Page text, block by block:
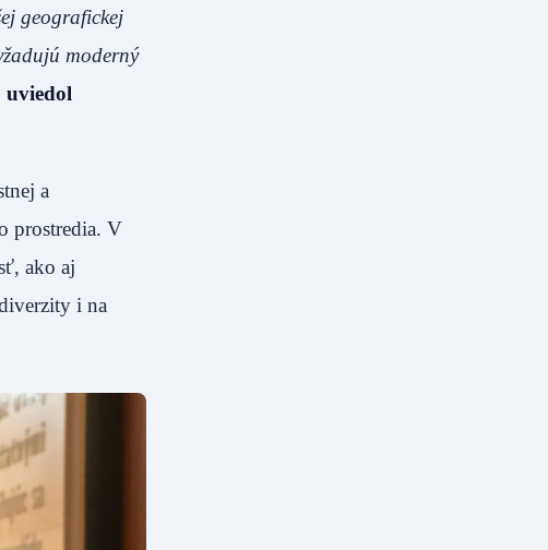
geografickej
moderný
uviedol
a
prostredia. V
ako aj
i na